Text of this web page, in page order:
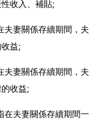
收入、補貼;
夫妻關係存續期間，夫
益;
夫妻關係存續期間，夫
收益;
在夫妻關係存續期間一